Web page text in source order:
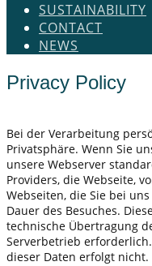
SUSTAINABILITY
CONTACT
NEWS
Privacy Policy
​Bei der Verarbeitung
Privatsphäre. Wenn Sie
unsere Webserver
Providers, die Webseite,
Webseiten, die Sie bei
Dauer des Besuches.
technische Übertragung
Serverbetrieb
dieser Daten erfolgt nicht.